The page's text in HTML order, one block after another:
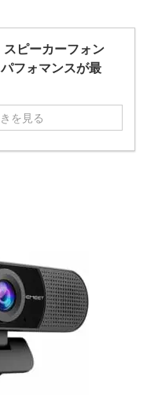
スピーカーフォン
フォマンスが最
を見る